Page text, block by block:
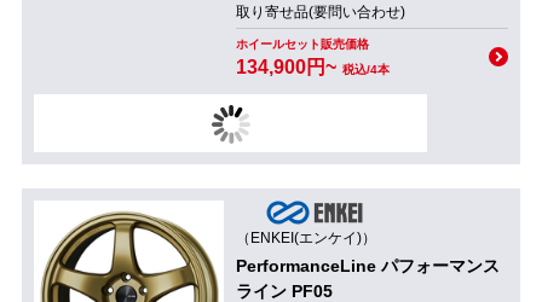
取り寄せ品(要問い合わせ)
ホイールセット販売価格
134,900円~ 税込/4本
（ENKEI(エンケイ)）
PerformanceLine パフォーマンス
ライン PF05